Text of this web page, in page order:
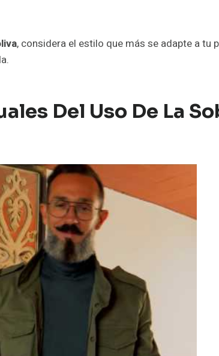
, considera el estilo que más se adapte a tu
Del Uso De La